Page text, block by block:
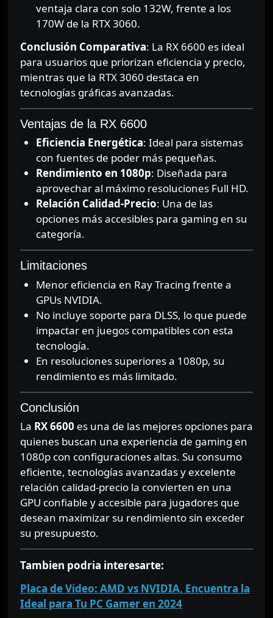
ventaja clara con solo 132W, frente a los
170W de la RTX 3060.
Conclusión Comparativa: La RX 6600 es ideal
para usuarios que priorizan eficiencia y precio,
mientras que la RTX 3060 destaca en
tecnologías gráficas avanzadas.
Ventajas de la RX 6600
Eficiencia Energética: Ideal para sistemas
con fuentes de poder más pequeñas.
Rendimiento en 1080p: Diseñada para
aprovechar al máximo resoluciones Full HD.
Relación Calidad-Precio: Una de las
opciones más accesibles para gaming en su
categoría.
Limitaciones
Menor eficiencia en Ray Tracing frente a
GPUs NVIDIA.
No incluye soporte para DLSS, lo que puede
impactar en juegos compatibles con esta
tecnología.
En resoluciones superiores a 1080p, su
rendimiento es más limitado.
Conclusión
La RX 6600 es una de las mejores opciones para
quienes buscan una experiencia de gaming en
1080p con configuraciones altas. Su consumo
eficiente, tecnologías avanzadas y excelente
relación calidad-precio la convierten en una
GPU confiable y accesible para jugadores que
desean maximizar su rendimiento sin exceder
su presupuesto.
Tambien podria interesarte:
Placa de Video: AMD vs NVIDIA, Encuentra la
Ideal para Tu PC Gamer en 2024